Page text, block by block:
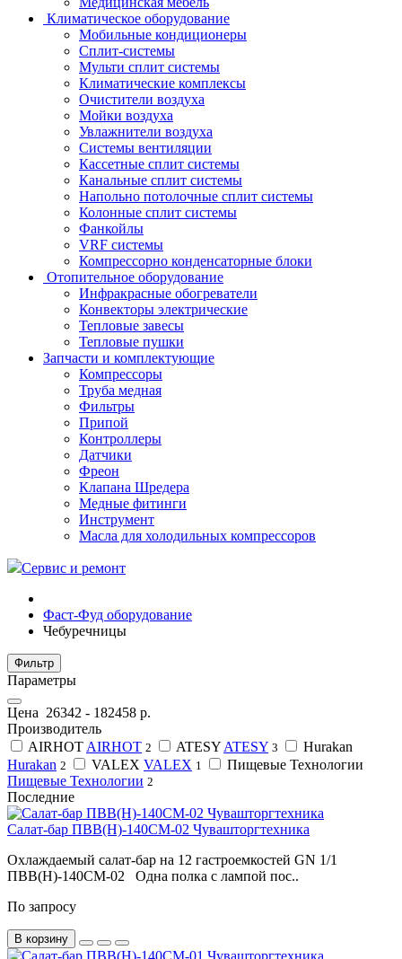
Климатическое оборудование
Мобильные кондиционеры
Сплит-системы
Мульти сплит системы
Климатические комплексы
Очистители воздуха
Мойки воздуха
Увлажнители воздуха
Системы вентиляции
Кассетные сплит системы
Канальные сплит системы
Напольно потолочные сплит системы
Колонные сплит системы
Фанкойлы
VRF системы
Компрессорно конденсаторные блоки
Отопительное оборудование
Инфракрасные обогреватели
Конвекторы электрические
Тепловые завесы
Тепловые пушки
Запчасти и комплектующие
Компрессоры
Труба медная
Фильтры
Припой
Контроллеры
Датчики
Фреон
Клапана Шредера
Медные фитинги
Инструмент
Масла для холодильных компрессоров
Сервис и ремонт
Фаст-Фуд оборудование
Чебуречницы
Фильтр
Параметры
Цена 26342 - 182458 р.
Производитель
AIRHOT AIRHOT 2 ATESY ATESY 3
Hurakan
Hurakan 2 VALEX VALEX 1
Пищевые Технологии
Пищевые Технологии 2
Последние
Салат-бар ПВВ(Н)-140СМ-02 Чувашторгтехника
Охлаждаемый салат-бар на 12 гастроемкостей GN 1/1
ПВВ(Н)-140СМ-02 Одна полка с лампой пос..
По запросу
В корзину